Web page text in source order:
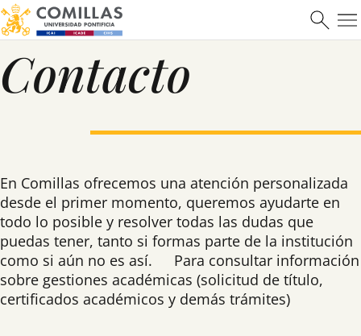
Contacto
Contacto
En Comillas ofrecemos una atención personalizada
desde el primer momento, queremos ayudarte en
todo lo posible y resolver todas las dudas que
puedas tener, tanto si formas parte de la institución
como si aún no es así. Para consultar información
sobre gestiones académicas (solicitud de título,
certificados académicos y demás trámites)